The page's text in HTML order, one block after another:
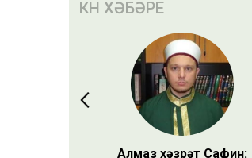
КӨН ХӘБӘРЕ
Алмаз хәзрәт Сафин: